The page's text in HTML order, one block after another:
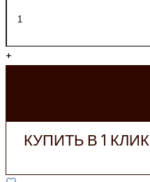
+
КУПИТЬ В 1 КЛИК